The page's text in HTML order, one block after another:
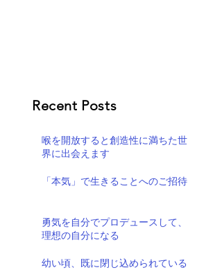
Recent Posts
喉を開放すると創造性に満ちた世
界に出会えます
「本気」で生きることへのご招待
勇気を自分でプロデュースして、
理想の自分になる
幼い頃、既に閉じ込められている